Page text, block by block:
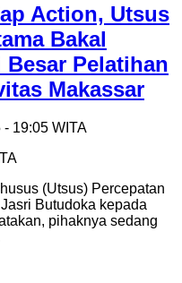
Action, Utsus
Bakal
Pelatihan
Makassar
- 19:05 WITA
(Utsus) Percepatan
Butudoka kepada
pihaknya sedang